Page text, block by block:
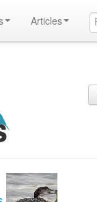
Articles